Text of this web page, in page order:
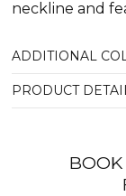
neckline and
ADDITIONAL
PRODUCT